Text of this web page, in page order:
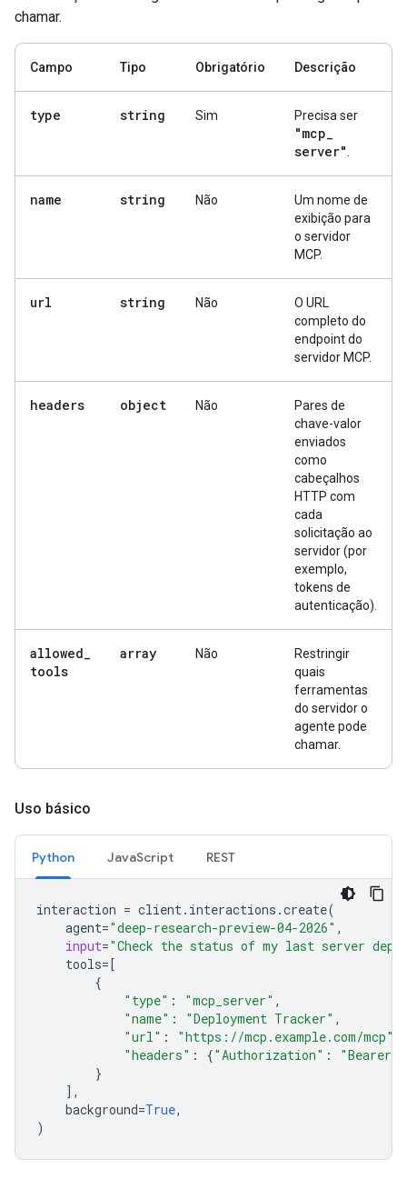
chamar.
Campo Tipo Obrigatório Descrição
type string Sim Precisa ser
"mcp_
server"
name string Não
Um nome de
exibição para
o servidor
MCP.
url string Não
O URL
completo do
endpoint do
servidor MCP.
headers object Não
Pares de
chave-valor
enviados
como
cabeçalhos
HTTP com
cada
solicitação ao
servidor (por
exemplo,
tokens de
autenticação).
allowed_
tools
array Não
Restringir
quais
ferramentas
do servidor o
agente pode
chamar.
Uso básico
Python JavaScript REST
interaction = client. interactions .create(
agent="deep-research-preview-04-2026" ,
input="Check the status of my last server
tools=[
{
"type" : "mcp_server" ,
"name" : "Deployment Tracker" ,
"url" : "https://mcp.example.com/mcp"
"headers" : {"Authorization" :
"Bearer
}
],
background=True,
)